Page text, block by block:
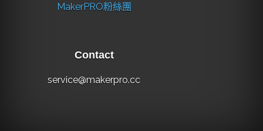
MakerPRO粉絲團
Contact
service@makerpro.cc